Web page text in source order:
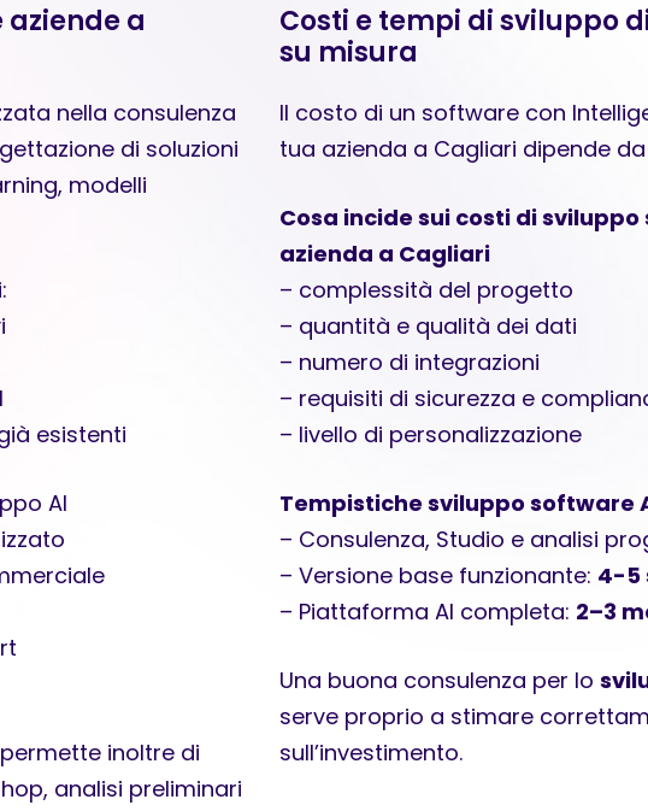
aziende a
nella consulenza
di soluzioni
modelli
esistenti
AI
inoltre di
analisi preliminari
Costi e tempi di sviluppo
su misura
Il costo di un software con
tua azienda a Cagliari dipende
Cosa incide sui costi di
azienda a Cagliari
– complessità del progetto
– quantità e qualità dei dati
– numero di integrazioni
– requisiti di sicurezza e
– livello di personalizzazione
Tempistiche sviluppo software
– Consulenza, Studio e analisi
– Versione base funzionante: 4-5
– Piattaforma AI completa: 2–3
Una buona consulenza per lo
serve proprio a stimare
sull’investimento.